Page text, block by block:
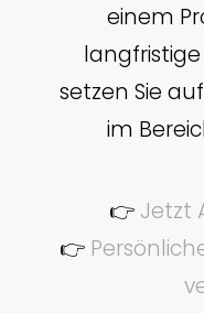
einem
setzen Sie
im
👉 Jetzt
👉